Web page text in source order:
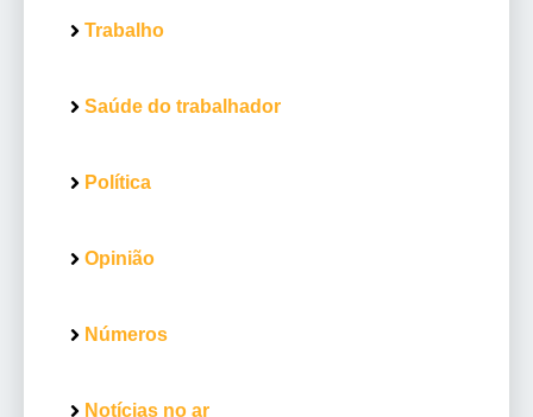
Trabalho
Saúde do trabalhador
Política
Opinião
Números
Notícias no ar